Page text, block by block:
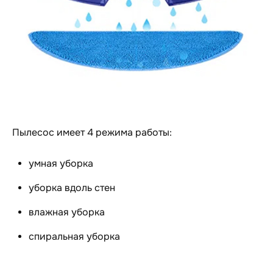
Пылесос имеет 4 режима работы:
умная уборка
уборка вдоль стен
влажная уборка
спиральная уборка